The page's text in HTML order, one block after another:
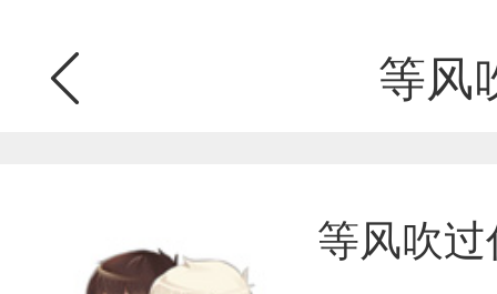
等风
等风吹过